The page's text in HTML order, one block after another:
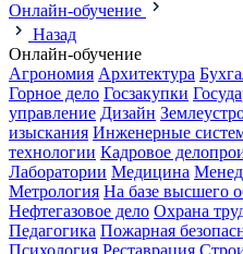
Онлайн-обучение
Назад
Онлайн-обучение
Агрономия Архитектура
Горное дело Госзакупки
управление Дизайн
изыскания Инженерные
технологии Кадровое
Лаборатории Медицина
Метрология На базе высшего
Нефтегазовое дело Охрана
Педагогика Пожарная
Психология Реставрация